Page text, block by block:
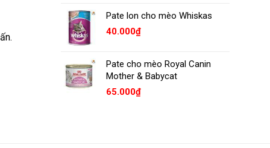
Pate lon cho mèo Whiskas
40.000₫
Pate cho mèo Royal Canin
Mother & Babycat
65.000₫